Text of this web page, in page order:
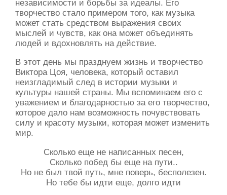
независимости и борьбы за идеалы. Его
творчество стало примером того, как музыка
может стать средством выражения своих
мыслей и чувств, как она может объединять
людей и вдохновлять на действие.
В этот день мы празднуем жизнь и творчество
Виктора Цоя, человека, который оставил
неизгладимый след в истории музыки и
культуры нашей страны. Мы вспоминаем его с
уважением и благодарностью за его творчество,
которое дало нам возможность почувствовать
силу и красоту музыки, которая может изменить
мир.
Сколько еще не написанных песен,
Сколько побед бы еще на пути..
Но не был твой путь, мне поверь, бесполезен.
Но тебе бы идти еще, долго идти